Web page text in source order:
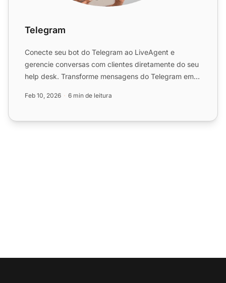
Telegram
Conecte seu bot do Telegram ao LiveAgent e
gerencie conversas com clientes diretamente do seu
help desk. Transforme mensagens do Telegram em
Feb 10, 2026 6 min de leitura